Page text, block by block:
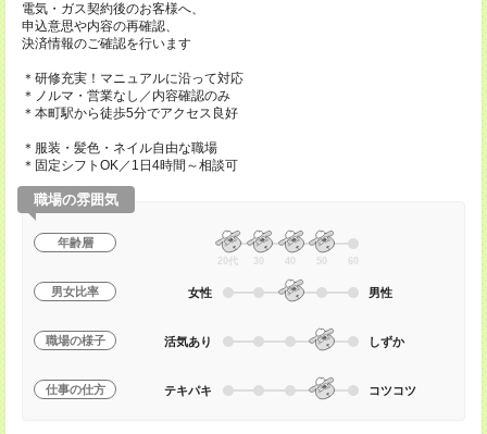
電気・ガス契約後のお客様へ、
申込意思や内容の再確認、
決済情報のご確認を行います
＊研修充実！マニュアルに沿って対応
＊ノルマ・営業なし／内容確認のみ
＊本町駅から徒歩5分でアクセス良好
＊服装・髪色・ネイル自由な職場
＊固定シフトOK／1日4時間～相談可
職場の雰囲気
年齢層
20代 30 40 50 60
男女比率 女性 男性
職場の様子 活気あり しずか
仕事の仕方 テキパキ コツコツ